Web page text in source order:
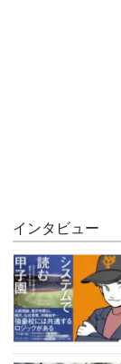
インタビュー